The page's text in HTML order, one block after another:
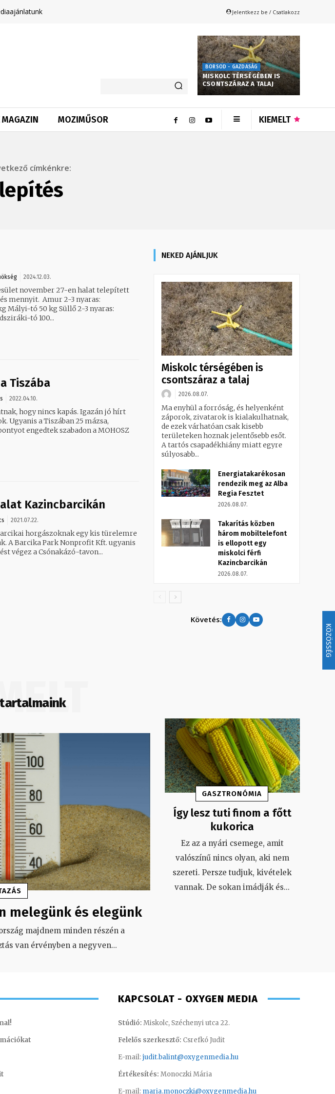
KÖZÖSSÉG
Jelentkezz be / Csatlakozz
BORSOD - GAZDASÁG
MISKOLC TÉRSÉGÉBEN IS
CSONTSZÁRAZ A TALAJ
MAGAZIN MOZIMŰSOR KIEMELT
címkénkre:
2024.12.03.
november 27-en halat telepített
2-3 nyaras:
259 kg Borsodsziráki-tó 100...
Tiszába
2022.04.10.
nincs kapás. Igazán jó hírt
Ugyanis a Tiszában 25 mázsa,
engedtek szabadon a MOHOSZ
Kazincbarcikán
2021.07.22.
A Barcika Park Nonprofit Kft. ugyanis
végez a Csónakázó-tavon...
NEKED AJÁNLJUK
Miskolc térségében is
csontszáraz a talaj
2026.08.07.
Ma enyhül a forróság, és helyenként
záporok, zivatarok is kialakulhatnak,
de ezek várhatóan csak kisebb
területeken hoznak jelentősebb esőt.
A tartós csapadékhiány miatt egyre
súlyosabb...
Energiatakarékosan
rendezik meg az Alba
Regia Fesztet
2026.08.07.
Takarítás közben
három mobiltelefont
is ellopott egy
miskolci férfi
Kazincbarcikán
2026.08.07.
Követés:
melegünk és elegünk
majdnem minden részén a
van érvényben a negyven...
GASZTRONÓMIA
Így lesz tuti finom a főtt
kukorica
Ez az a nyári csemege, amit
valószínű nincs olyan, aki nem
szereti. Persze tudjuk, kivételek
vannak. De sokan imádják és...
KAPCSOLAT - OXYGEN MEDIA
Stúdió: Miskolc, Széchenyi utca 22.
Felelős szerkesztő: Csrefkó Judit
E-mail:judit.balint@oxygenmedia.hu
Értékesítés: Monoczki Mária
E-mail: maria.monoczki@oxygenmedia.hu